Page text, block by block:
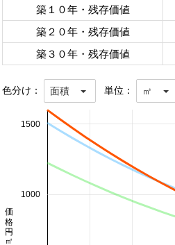
築１０年・残存価値
築２０年・残存価値
築３０年・残存価値
色分け： 面積 単位： ㎡
1000
1500
価格 円/㎡